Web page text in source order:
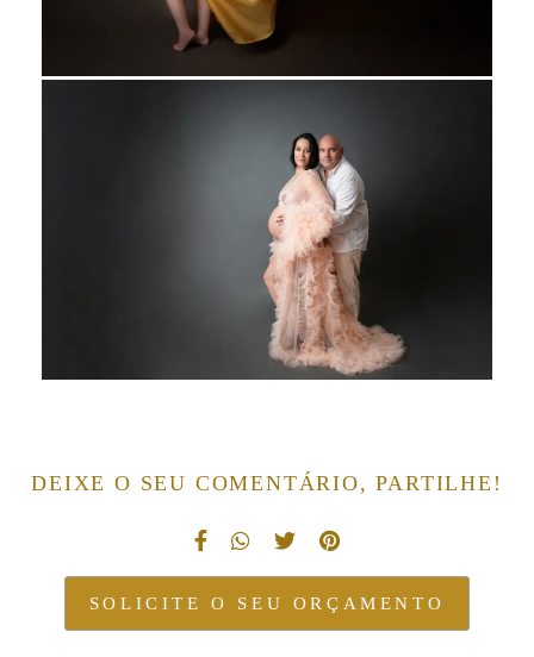
DEIXE O SEU COMENTÁRIO, PARTILHE!
SOLICITE O SEU ORÇAMENTO